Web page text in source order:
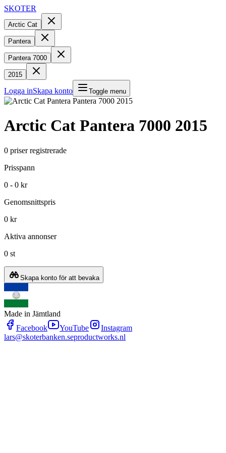
SKOTER
Arctic Cat
Pantera
Pantera 7000
2015
Logga inSkapa konto Toggle menu
Arctic Cat Pantera 7000 2015
0 priser registrerade
Prisspann
0 - 0 kr
Genomsnittspris
0 kr
Aktiva annonser
0 st
Skapa konto för att bevaka
Made in Jämtland
Facebook
YouTube
Instagram
lars@skoterbanken.seproductworks.nl